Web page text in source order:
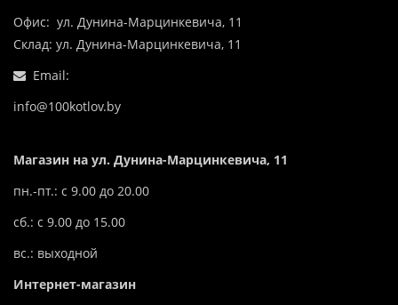
Офис: ул. Дунина-Марцинкевича, 11
Склад: ул. Дунина-Марцинкевича, 11
Email:
info@100kotlov.by
Магазин на ул. Дунина-Марцинкевича, 11
пн.-пт.: с 9.00 до 20.00
сб.: с 9.00 до 15.00
вс.: выходной
Интернет-магазин